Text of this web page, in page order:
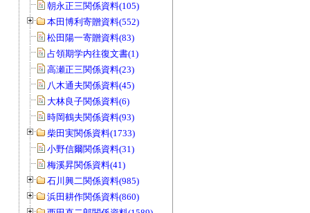
朝永正三関係資料(105)
本田博利寄贈資料(552)
松田陽一寄贈資料(83)
占領期学内往復文書(1)
高瀬正三関係資料(23)
八木通夫関係資料(45)
大林良子関係資料(6)
時岡鶴夫関係資料(93)
柴田実関係資料(1733)
小野信爾関係資料(31)
梅溪昇関係資料(41)
石川興二関係資料(985)
浜田耕作関係資料(860)